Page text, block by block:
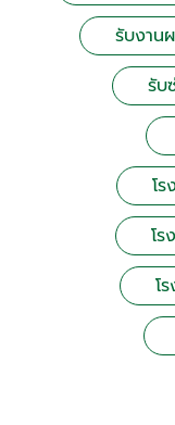
รับงาน
รับ
โ
โ
โ